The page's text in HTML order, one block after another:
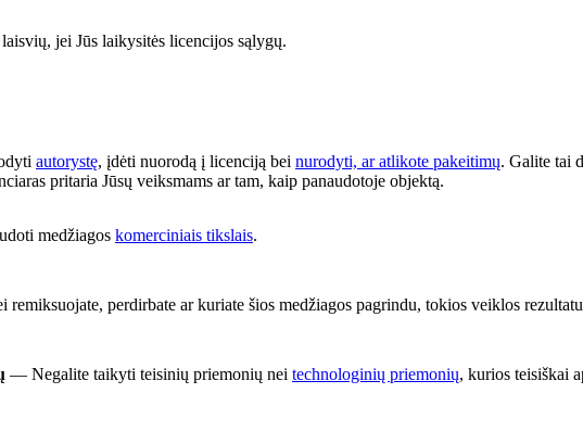
jei Jūs laikysitės licencijos sąlygų.
autorystę, įdėti nuorodą į licenciją bei nurodyti, ar atlikote pakeitimų. Galite tai
pritaria Jūsų veiksmams ar tam, kaip panaudotoje objektą.
medžiagos komerciniais tikslais.
remiksuojate, perdirbate ar kuriate šios medžiagos pagrindu, tokios veiklos
— Negalite taikyti teisinių priemonių nei technologinių priemonių, kurios teisiškai